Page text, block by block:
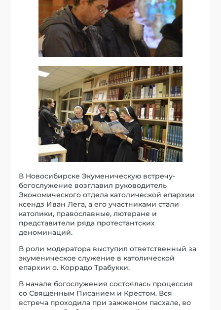
В Новосибирске Экуменическую встречу-
богослужение возглавил руководитель
Экономического отдела католической епархии
ксендз Иван Лега, а его участниками стали
католики, православные, лютеране и
представители ряда протестантских
деноминаций.
В роли модератора выступил ответственный за
экуменическое служение в католической
епархии о. Коррадо Трабукки.
В начале богослужения состоялась процессия
со Священным Писанием и Крестом. Вся
встреча проходила при зажженом пасхале, во